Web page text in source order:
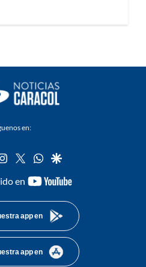
en:
instagram
twitterwhatsapp
google
en
youtube-
app en
app en